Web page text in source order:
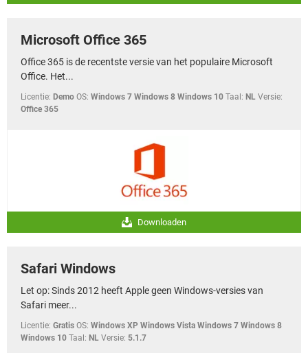
Microsoft Office 365
Office 365 is de recentste versie van het populaire Microsoft
Office. Het...
Licentie: Demo OS: Windows 7 Windows 8 Windows 10 Taal: NL Versie:
Office 365
Downloaden
Safari Windows
Let op: Sinds 2012 heeft Apple geen Windows-versies van
Safari meer...
Licentie: Gratis OS: Windows XP Windows Vista Windows 7 Windows 8
Windows 10 Taal: NL Versie: 5.1.7